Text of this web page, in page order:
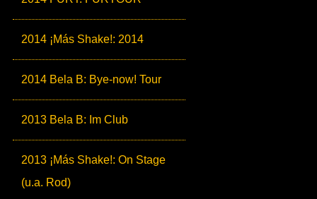
2014 ¡Más Shake!: 2014
2014 Bela B: Bye-now! Tour
2013 Bela B: Im Club
2013 ¡Más Shake!: On Stage
(u.a. Rod)